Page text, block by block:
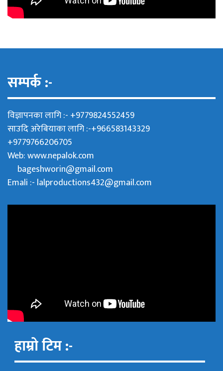
सम्पर्क :-
विज्ञापनका लागि :- +9779824552459
साउदि अरेबियाका लागि :-+966583143329
+9779766206705
Web:www.nepalok.com
bageshworin@gmail.com
Emali :- lalproductions432@gmail.com
हाम्रो टिम :-